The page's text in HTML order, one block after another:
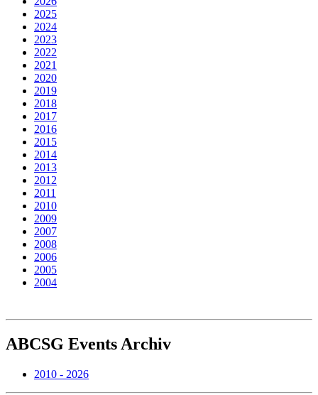
2025
2024
2023
2022
2021
2020
2019
2018
2017
2016
2015
2014
2013
2012
2011
2010
2009
2007
2008
2006
2005
2004
ABCSG Events Archiv
2010 - 2026